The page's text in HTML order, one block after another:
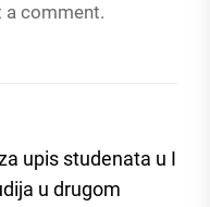
comment.
upis studenata u I
u drugom